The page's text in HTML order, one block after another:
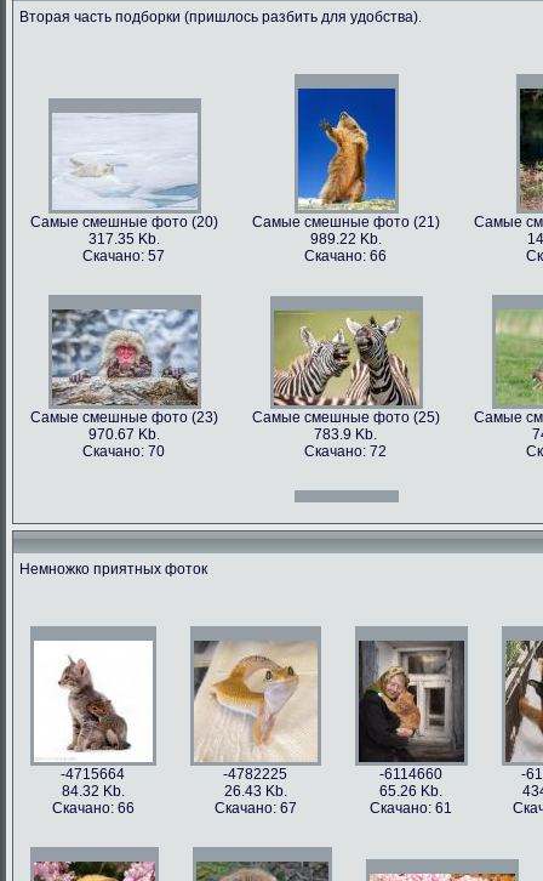
Самые смешные фото (9)
562.79 Kb.
Самые смешные фото (10)
899.22 Kb.
Самые
996.47 Kb.
Скачано: 71
Самые смешные фото (15)
809.97 Kb.
Скачано: 68
Самые смешные фото (16)
674.29 Kb.
Скачано: 79
Самые
Вторая часть подборки (пришлось разбить для удобства).
Самые смешные фото (20)
317.35 Kb.
Скачано: 57
Самые смешные фото (21)
989.22 Kb.
Скачано: 66
Самые
Самые смешные фото (23)
970.67 Kb.
Скачано: 70
Самые смешные фото (25)
783.9 Kb.
Скачано: 72
Самые
Самые смешные фото (27)
Скачано: 61
Самые смешные фото (28)
1158.5 Kb.
Скачано: 76
Самые
Самые смешные фото (31)
626.42 Kb.
Скачано: 77
Самые смешные фото (33)
1054 Kb.
Скачано: 85
Немножко приятных фоток
-4715664
84.32 Kb.
Скачано: 66
-4782225
26.43 Kb.
Скачано: 67
-6114660
65.26 Kb.
Скачано: 61
-